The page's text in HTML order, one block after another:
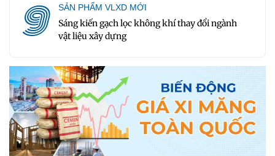
9 SẢN PHẨM VLXD MỚI
Sáng kiến gạch lọc không khí thay đổi ngành
vật liệu xây dựng